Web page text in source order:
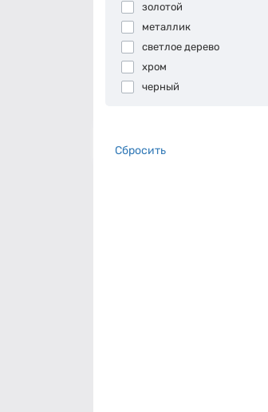
золотой
металлик
светлое дерево
хром
черный
Сбросить